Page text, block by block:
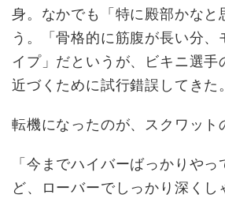
身。なかでも「特に殿部かなと
う。「骨格的に筋腹が長い分、
イプ」だというが、ビキニ選手
近づくために試行錯誤してきた。
転機になったのが、スクワット
「今までハイバーばっかりや
ど、ローバーでしっかり深くし